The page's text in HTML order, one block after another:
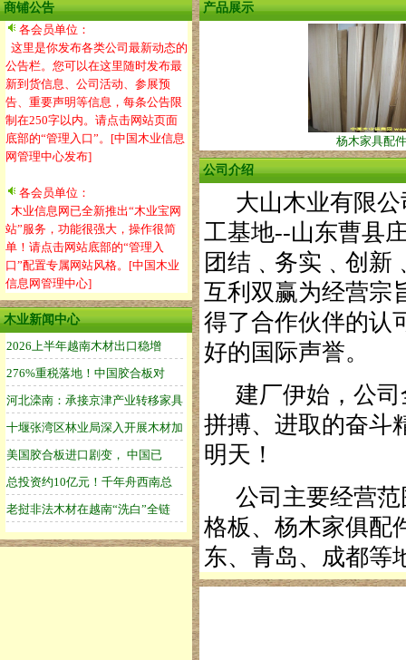
商铺公告
各会员单位：
这里是你发布各类公司最新动态的
公告栏。您可以在这里随时发布最
新到货信息、公司活动、参展预
告、重要声明等信息，每条公告限
制在250字以内。请点击网站页面
底部的“管理入口”。[中国木业信息
网管理中心发布]
各会员单位：
木业信息网已全新推出“木业宝网
站”服务，功能很强大，操作很简
单！请点击网站底部的“管理入
口”配置专属网站风格。[中国木业
信息网管理中心]
木业新闻中心
产品展示
杨木家具配件
公司介绍
大山木业有限公
工基地--山东曹县
团结﹑务实﹑创新
互利双赢为经营宗
得了合作伙伴的认
好的国际声誉。
建厂伊始，公司
拼搏、进取的奋斗
明天！
公司主要经营范
格板、杨木家俱配
东、青岛、成都等